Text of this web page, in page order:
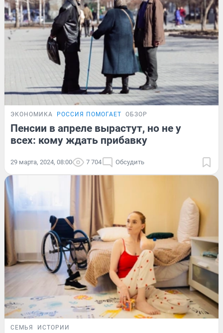
ЭКОНОМИКА РОССИЯ ПОМОГАЕТ ОБЗОР
Пенсии в апреле вырастут, но не у
всех: кому ждать прибавку
29 марта, 2024, 08:00 7 704 Обсудить
СЕМЬЯ ИСТОРИИ